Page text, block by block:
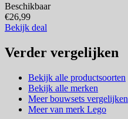
Beschikbaar
€26,99
Bekijk deal
Verder vergelijken
Bekijk alle productsoorten
Bekijk alle merken
Meer bouwsets vergelijken
Meer van merk Lego